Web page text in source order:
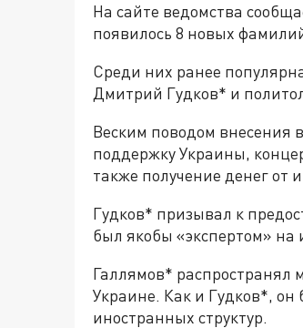
На сайте ведомства
появилось 8 новых
Среди них ранее
Дмитрий Гудков* и
Веским поводом внесения
поддержку Украины,
также получение денег от
Гудков* призывал к
был якобы «экспертом»
Галлямов* распространял
Украине. Как и Гудков*,
иностранных структур.